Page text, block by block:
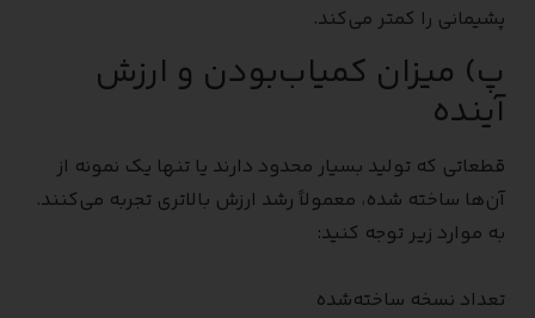
پشیمانی را کمتر می‌کند.
پ) میزان کمیاب‌بودن و ارزش
آینده
قطعاتی که تولید بسیار محدود دارند یا تنها یک نمونه از
آن‌ها ساخته شده، معمولاً رشد ارزش بالاتری تجربه می‌کنند.
به موارد زیر توجه کنید:
تعداد نسخه ساخته‌شده